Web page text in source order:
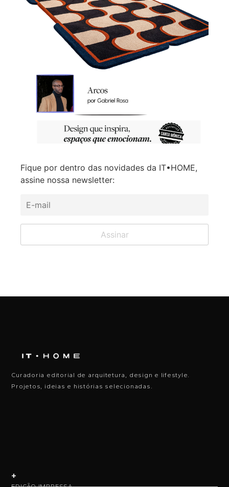
Fique por dentro das novidades da IT•HOME,
assine nossa newsletter:
Curadoria editorial de arquitetura, design e lifestyle.
Projetos, ideias e histórias selecionadas.
+